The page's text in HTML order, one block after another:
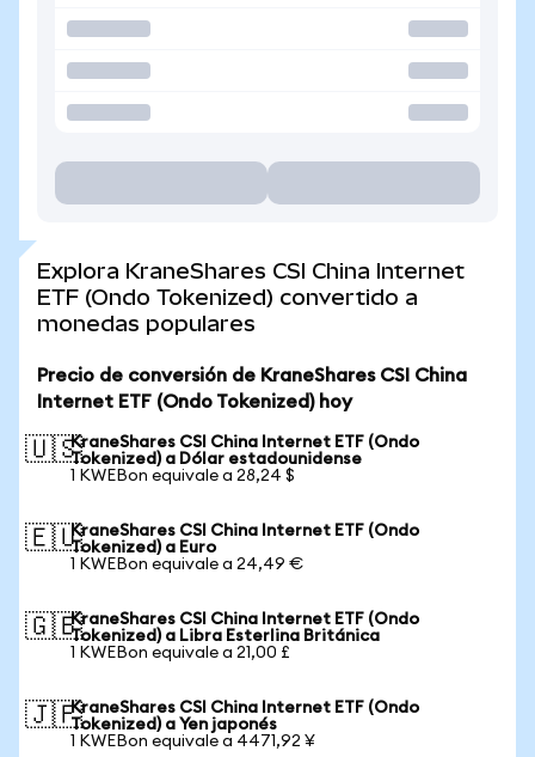
Explora KraneShares CSI China Internet
ETF (Ondo Tokenized) convertido a
monedas populares
Precio de conversión de KraneShares CSI China
Internet ETF (Ondo Tokenized) hoy
🇺🇸KraneShares CSI China Internet ETF (Ondo
Tokenized) a Dólar estadounidense
1 KWEBon equivale a 28,24 $
🇪🇺KraneShares CSI China Internet ETF (Ondo
Tokenized) a Euro
1 KWEBon equivale a 24,49 €
🇬🇧KraneShares CSI China Internet ETF (Ondo
Tokenized) a Libra Esterlina Británica
1 KWEBon equivale a 21,00 £
🇯🇵KraneShares CSI China Internet ETF (Ondo
Tokenized) a Yen japonés
1 KWEBon equivale a 4471,92 ¥